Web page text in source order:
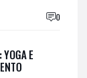
0
E